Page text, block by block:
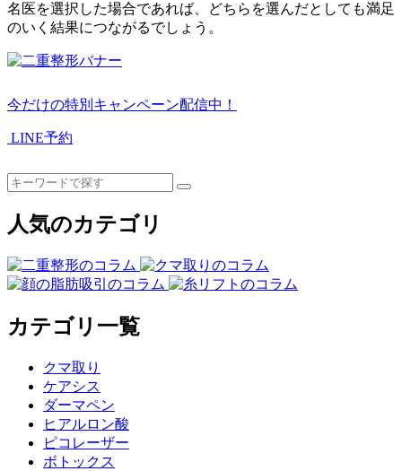
名医を選択した場合であれば、どちらを選んだとしても満足
のいく結果につながるでしょう。
今だけの特別キャンペーン配信中！
LINE予約
人気のカテゴリ
カテゴリ一覧
クマ取り
ケアシス
ダーマペン
ヒアルロン酸
ピコレーザー
ボトックス